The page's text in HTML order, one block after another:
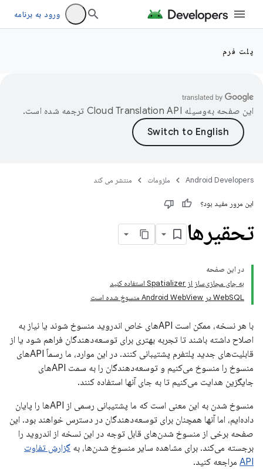
ورود به برنامه
پلت فرم
این صفحه به‌وسیله ترجمه شده است.
Android Developers ملزومات منتشر می کند
این مرور مفید بود؟
تحقیرها
در این صفحه
به جای مجازی‌ساز از Spatializer استفاده کنید
WebSQL در Android WebView منسوخ شده است
با هر نسخه، ممکن است APIهای خاص اندروید منسوخ شوند یا نیاز به
اصلاح داشته باشند تا تجربه بهتری برای توسعه‌دهندگان فراهم شود یا از
قابلیت‌های جدید پلتفرم پشتیبانی کنند. در این موارد، ما رسماً APIهای
منسوخ را منسوخ می‌کنیم و توسعه‌دهندگان را به سمت APIهای
جایگزین هدایت می‌کنیم تا به جای آنها استفاده کنند.
منسوخ شدن به این معنی است که ما پشتیبانی رسمی از APIها را پایان
داده‌ایم، اما آنها همچنان برای توسعه‌دهندگان در دسترس خواهند بود. این
صفحه برخی از منسوخ شدن‌های قابل توجه در این نسخه از اندروید را
برجسته می‌کند. برای مشاهده سایر منسوخ شدن‌ها، به گزارش تفاوت
API مراجعه کنید.